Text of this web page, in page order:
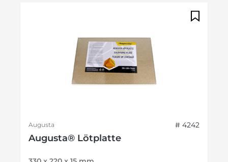
Augusta # 4242
Augusta® Lötplatte